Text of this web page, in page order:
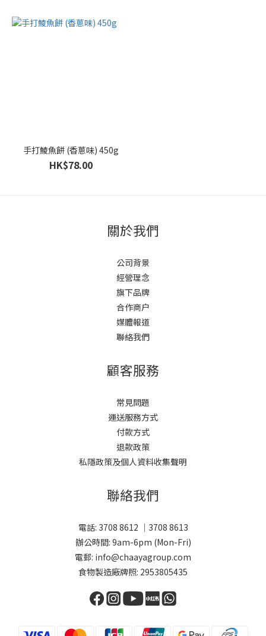
手打鯪魚餅 (香蔥味) 450g
HK$78.00
關於我們
公司背景
經營理念
旗下品牌
合作商户
媒體報道
聯絡我們
顧客服務
常見問題
運送服務方式
付款方式
退款政策
私隱政策及個人資料收集聲明
聯絡我們
電話: 3708 8612 ｜3708 8613
辦公時間: 9am-6pm (Mon-Fri)
電郵: info@chaayagroup.com
食物製造廠牌照: 2953805435